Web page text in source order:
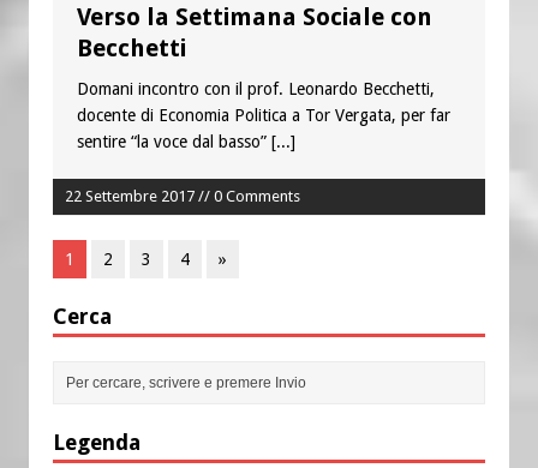
Verso la Settimana Sociale con
Becchetti
Domani incontro con il prof. Leonardo Becchetti,
docente di Economia Politica a Tor Vergata, per far
sentire “la voce dal basso” [...]
22 Settembre 2017 // 0 Comments
1 2 3 4 »
Cerca
Legenda